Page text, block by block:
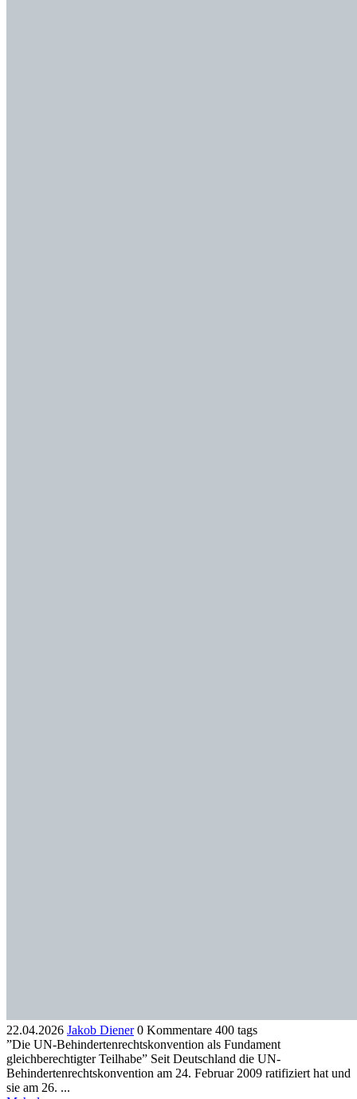
22.04.2026 Jakob Diener 0 Kommentare 400 tags
”Die UN-Behindertenrechtskonvention als Fundament
gleichberechtigter Teilhabe” Seit Deutschland die UN-
Behindertenrechtskonvention am 24. Februar 2009 ratifiziert hat und
sie am 26. ...